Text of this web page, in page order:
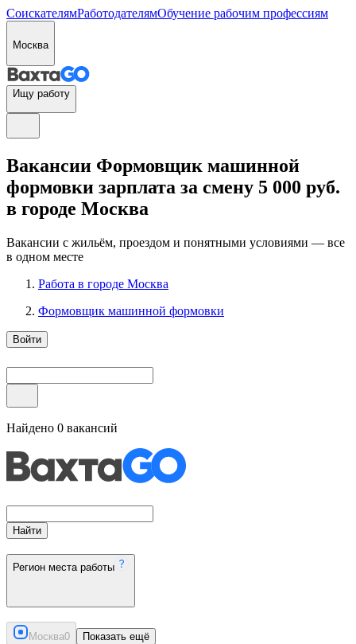
СоискателямРаботодателямОбучение рабочим профессиям
Москва
Ищу работу
Вакансии Формовщик машинной
формовки зарплата за смену 5 000 руб.
в городе Москва
Вакансии с жильём, проездом и понятными условиями — все
в одном месте
Работа в городе Москва
Формовщик машинной формовки
Войти
Найдено 0 вакансий
Найти
Регион места работы
Москва0 Показать ещё